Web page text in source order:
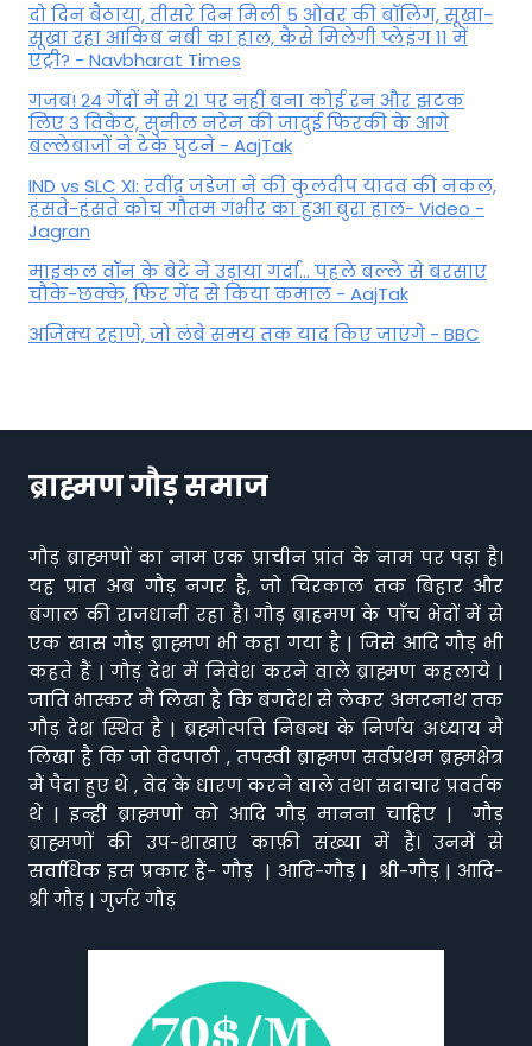
दो दिन बैठाया, तीसरे दिन मिली 5 ओवर की बॉलिंग, सूखा-
सूखा रहा आकिब नबी का हाल, कैसे मिलेगी प्लेइंग 11 में
एंट्री? - Navbharat Times
गजब! 24 गेंदों में से 21 पर नहीं बना कोई रन और झटक
लिए 3 विकेट, सुनील नरेन की जादुई फिरकी के आगे
बल्लेबाजों ने टेके घुटने - AajTak
IND vs SLC XI: रवींद्र जडेजा ने की कुलदीप यादव की नकल,
हंसते-हंसते कोच गौतम गंभीर का हुआ बुरा हाल- Video -
Jagran
माइकल वॉन के बेटे ने उड़ाया गर्दा... पहले बल्ले से बरसाए
चौके-छक्के, फिर गेंद से किया कमाल - AajTak
अजिंक्य रहाणे, जो लंबे समय तक याद किए जाएंगे - BBC
ब्राह्मण गौड़ समाज
गौड़ ब्राह्मणों का नाम एक प्राचीन प्रांत के नाम पर पड़ा है।
यह प्रांत अब गौड़ नगर है, जो चिरकाल तक बिहार और
बंगाल की राजधानी रहा है। गौड़ ब्राहमण के पाँच भेदों में से
एक खास गौड़ ब्राह्मण भी कहा गया है | जिसे आदि गौड़ भी
कहते हैं | गौड़ देश में निवेश करने वाले ब्राह्मण कहलाये |
जाति भास्कर मैं लिखा है कि बंगदेश से लेकर अमरनाथ तक
गौड़ देश स्थित है | ब्रह्मोत्पत्ति निबन्ध के निर्णय अध्याय मैं
लिखा है कि जो वेदपाठी , तपस्वी ब्राह्मण सर्वप्रथम ब्रह्मक्षेत्र
मैं पैदा हुए थे , वेद के धारण करने वाले तथा सदाचार प्रवर्तक
थे | इन्ही ब्राह्मणो को आदि गौड़ मानना चाहिए | गौड़
ब्राह्मणों की उप-शाखाएं काफ़ी संख्या में हैं। उनमें से
सर्वाधिक इस प्रकार हैं- गौड़ | आदि-गौड़ | श्री-गौड़ | आदि-
श्री गौड़ | गुर्जर गौड़